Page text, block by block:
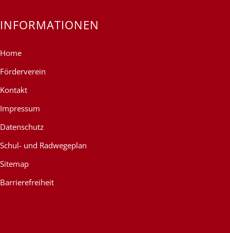
INFORMATIONEN
Home
Förderverein
Kontakt
Impressum
Datenschutz
Schul- und Radwegeplan
Sitemap
Barrierefreiheit